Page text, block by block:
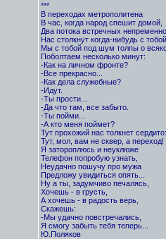
***
В переходах метрополитена
В час, когда народ спешит домой,
Два потока встречных непременно
Нас столкнут когда-нибудь с
Мы с тобой под шум толпы о
Поболтаем несколько минут:
-Как на личном фронте?
-Все прекрасно...
-Как дела служебные?
-Идут.
-Ты прости...
-Да что там, все забыто.
-Ты пойми...
-А кто меня поймет?
Тут прохожий нас толкнет сердито:
Тут, мол, вам не сквер, а переход!
Я затороплюсь и неуклюже
Телефон попробую узнать,
Неудачно пошучу про мужа
Предложу увидиться опять...
Ну а ты, задумчиво печалясь,
Хочешь - в грусть,
А хочешь - в радость верь,
Скажешь:
-Мы удачно повстречались,
Я смогу забыть тебя теперь...
Ю.Поляков